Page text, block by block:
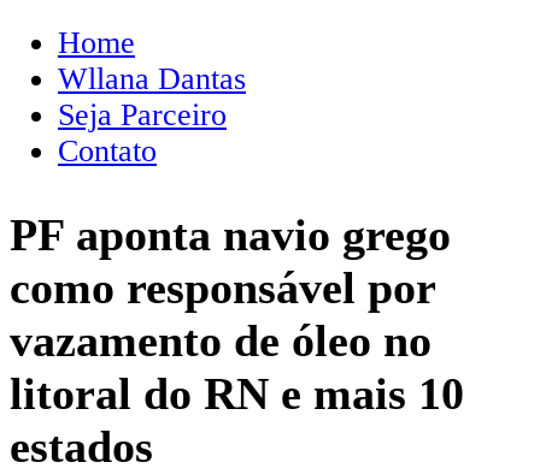
Home
Wllana Dantas
Seja Parceiro
Contato
PF aponta navio grego
como responsável por
vazamento de óleo no
litoral do RN e mais 10
estados